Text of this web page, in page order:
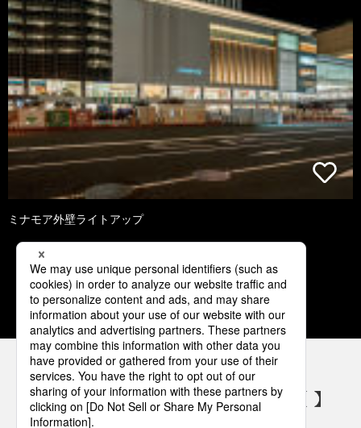
ミナモア外壁ライトアップ
1 2 3 4 5
パナソニックの電気設備 SNSアカウント